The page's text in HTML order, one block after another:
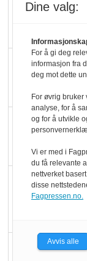
Dine valg:
For å gi deg
informasjon fra
deg mot dette
For øvrig
analyse, for å
og for å utvikle
Vi er med i
du få relevante
nettverket
disse
Fagpressen.no.
Avvis alle